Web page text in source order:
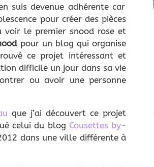
suis devenue adhérente car
pour créer des pièces
voir le premier snood rose et
pour un blog qui organise
ce projet intéressant et
difficile un jour dans sa vie
ou avoir une personne
que j’ai découvert ce projet
celui du blog Cousettes by-
dans une ville différente à